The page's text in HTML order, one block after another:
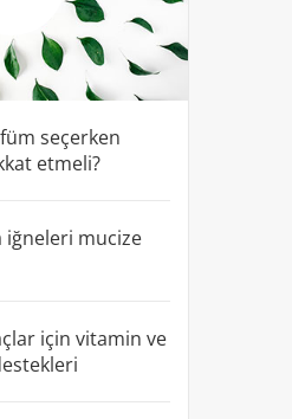
seçerken
etmeli?
iğneleri mucize
için vitamin ve